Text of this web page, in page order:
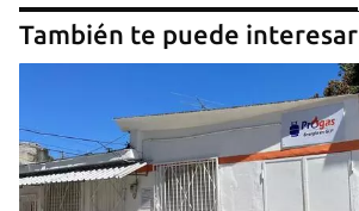
También te puede interesar